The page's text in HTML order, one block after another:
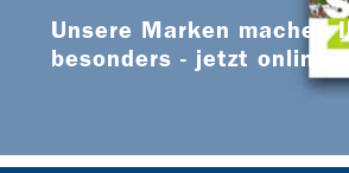
Unsere Marken machen
besonders - jetzt online